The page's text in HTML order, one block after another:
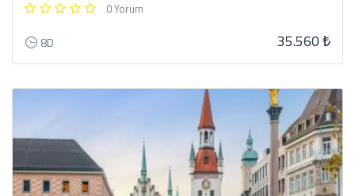
0 Yorum
8D 35.560 ₺